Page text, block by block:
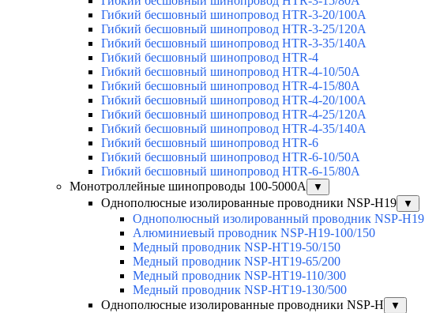
Гибкий бесшовный шинопровод HTR-3-20/100A
Гибкий бесшовный шинопровод HTR-3-25/120A
Гибкий бесшовный шинопровод HTR-3-35/140A
Гибкий бесшовный шинопровод HTR-4
Гибкий бесшовный шинопровод HTR-4-10/50A
Гибкий бесшовный шинопровод HTR-4-15/80A
Гибкий бесшовный шинопровод HTR-4-20/100A
Гибкий бесшовный шинопровод HTR-4-25/120A
Гибкий бесшовный шинопровод HTR-4-35/140A
Гибкий бесшовный шинопровод HTR-6
Гибкий бесшовный шинопровод HTR-6-10/50A
Гибкий бесшовный шинопровод HTR-6-15/80A
Монотроллейные шинопроводы 100-5000А
▼
Однополюсные изолированные проводники NSP-H19 ▼
Однополюсный изолированный проводник NSP-H19
Алюминиевый проводник NSP-H19-100/150
Медный проводник NSP-HT19-50/150
Медный проводник NSP-HT19-65/200
Медный проводник NSP-HT19-110/300
Медный проводник NSP-HT19-130/500
Однополюсные изолированные проводники NSP-H
▼